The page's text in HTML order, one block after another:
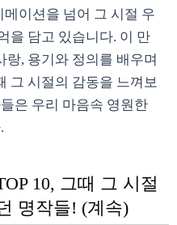
이션을 넘어 그 시절 우
을 담고 있습니다. 이 만
랑, 용기와 정의를 배우며
그 시절의 감동을 느껴보
은 우리 마음속 영원한
10, 그때 그 시절
명작들! (계속)